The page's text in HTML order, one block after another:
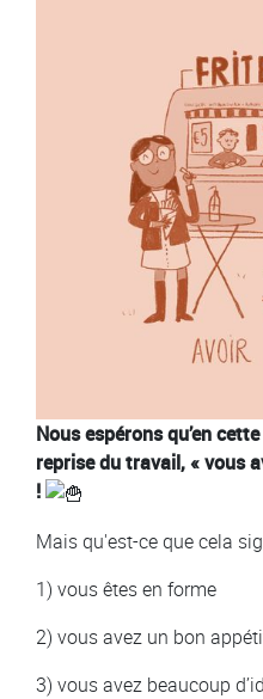
Nous espérons qu’en
reprise du travail, « vous
!
Mais qu'est-ce que cela
1) vous êtes en forme
2) vous avez un bon
3) vous avez beaucoup